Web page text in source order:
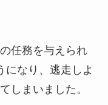
任務を与えられ
になり、逃走しよ
しまいました。